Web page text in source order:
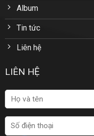
Album
Tin tức
Liên hệ
LIÊN HỆ